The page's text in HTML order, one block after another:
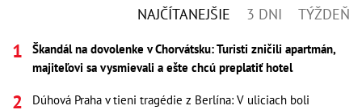
NAJČÍTANEJŠIE 3 DNI TÝŽDEŇ
Škandál na dovolenke v Chorvátsku: Turisti zničili apartmán,
majiteľovi sa vysmievali a ešte chcú preplatiť hotel
Dúhová Praha v tieni tragédie z Berlína: V uliciach boli